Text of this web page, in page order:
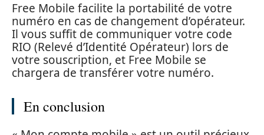
Free Mobile facilite la portabilité de votre
numéro en cas de changement d’opérateur.
Il vous suffit de communiquer votre code
RIO (Relevé d’Identité Opérateur) lors de
votre souscription, et Free Mobile se
chargera de transférer votre numéro.
En conclusion